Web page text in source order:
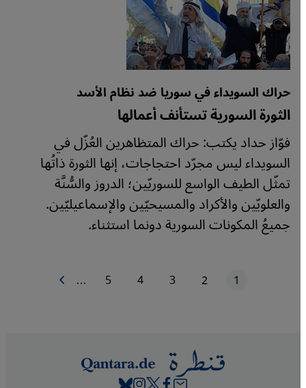
حراك السويداء في سوريا ضد نظام الأسد
الثورة السورية تستأنف أعمالها
فوّاز حداد يكتب: حراك المتظاهرين العُزّل في
السويداء ليس مجرّد احتجاجات، إنها الثورة ذاتُها
تمثّل الطيف الواسع للسوريّين؛ الدروز والسُّنَّة
والعلويّين والأكراد والمسيحيّين والإسماعيليّين.
جميعُ المكونات السورية دونما استثناء.
الصفحة الحاليّة1 الصفحة2 الصفحة3 الصفحة4 الصفحة5
… الصفحة التالية